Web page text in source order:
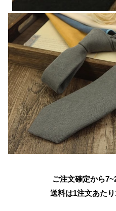
ご注文確定から
送料は1注文あたり